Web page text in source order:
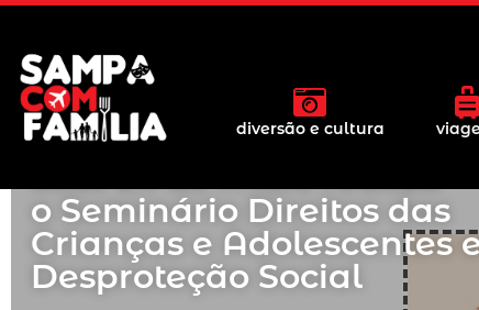
diversão e cultura
o Seminário Direitos das
Crianças e Adolescentes
Desproteção Social